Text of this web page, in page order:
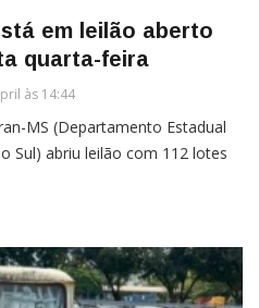
em leilão aberto
quarta-feira
às 14:44
MS (Departamento Estadual
Sul) abriu leilão com 112 lotes